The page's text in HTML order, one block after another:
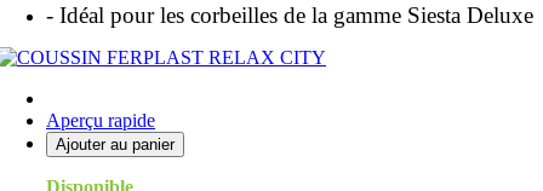
- Idéal pour les corbeilles de la gamme Siesta Deluxe
Aperçu rapide
Ajouter au panier
Disponible